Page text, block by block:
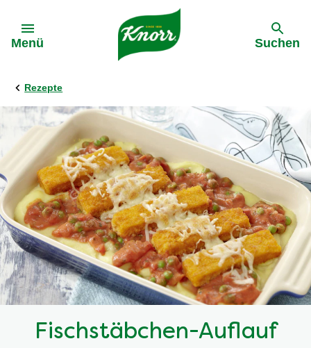
Menü Suchen
Rezepte
Fischstäbchen-Auflauf